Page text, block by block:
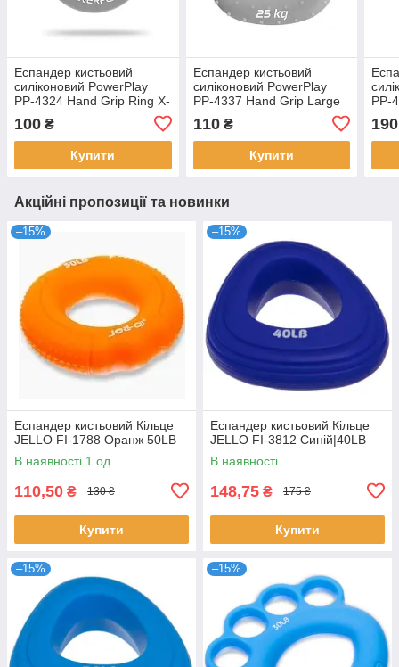
Еспандер кистьовий
силіконовий PowerPlay
PP-4324 Hand Grip Ring X-
100 ₴
Купити
Еспандер кистьовий
силіконовий PowerPlay
PP-4337 Hand Grip Large
110₴
Купити
PP-
190
Акційні пропозиції та новинки
–15%
Еспандер кистьовий Кільце
JELLO FI-1788 Оранж 50LB
В наявності 1 од.
110,50 ₴ 130 ₴
Купити
–15%
Еспандер кистьовий Кільце
JELLO FI-3812 Синій|40LB
В наявності
148,75 ₴ 175 ₴
Купити
–15% –15%